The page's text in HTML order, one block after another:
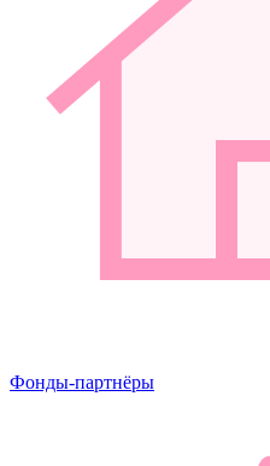
Фонды-партнёры